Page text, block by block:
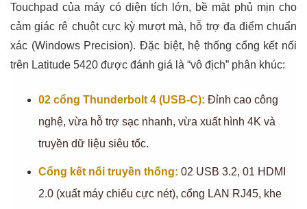
Touchpad của máy có diện tích lớn, bề mặt phủ mịn cho
cảm giác rê chuột cực kỳ mượt mà, hỗ trợ đa điểm chuẩn
xác (Windows Precision). Đặc biệt, hệ thống cổng kết nối
trên Latitude 5420 được đánh giá là “vô địch” phân khúc:
02 cổng Thunderbolt 4 (USB-C): Đỉnh cao công
nghệ, vừa hỗ trợ sạc nhanh, vừa xuất hình 4K và
truyền dữ liệu siêu tốc.
Cổng kết nối truyền thống: 02 USB 3.2, 01 HDMI
2.0 (xuất máy chiếu cực nét), cổng LAN RJ45, khe